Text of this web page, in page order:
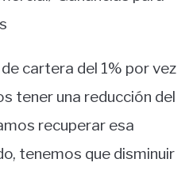
cartera del 1% por vez
tener una reducción del
recuperar esa
tenemos que disminuir